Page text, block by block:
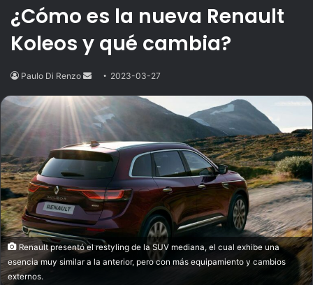
¿Cómo es la nueva Renault
Koleos y qué cambia?
Paulo Di Renzo
Send
email
2023-03-27
Renault presentó el restyling de la SUV mediana, el cual exhibe una
esencia muy similar a la anterior, pero con más equipamiento y cambios
externos.